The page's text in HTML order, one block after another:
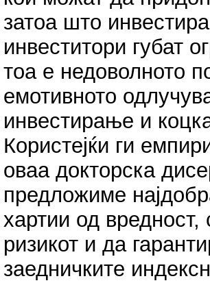
затоа што
инвеститори губат
тоа е недоволното
емотивното
инвестирање и
Користејќи ги
оваа докторска
предложиме
хартии од
ризикот и да
заедничките